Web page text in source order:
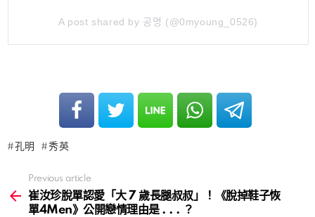
A post shared by 공명 (@0myoung_0526)
孔明 秀英
more
Previous article
崔汝珍脫單認愛「大 7 歲長腿叔叔」！《脫掉鞋子恢
單4Men》公開戀情理由是 . . . ？